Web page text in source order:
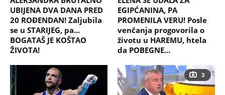
UBIJENA DVA DANA PRED
20 ROĐENDAN! Zaljubila
se u STARIJEG, pa...
BOGATAŠ JE KOŠTAO
ŽIVOTA!
EGIPĆANINA, PA
PROMENILA VERU! Posle
venčanja progovorila o
životu u HAREMU, htela
da POBEGNE...
3